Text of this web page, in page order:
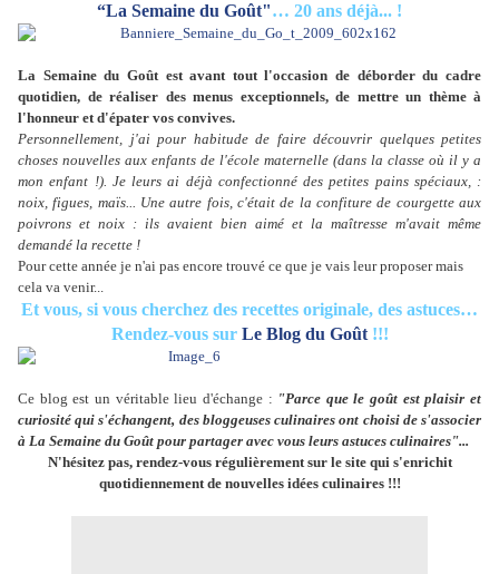
“La Semaine du Goût"… 20 ans déjà... !
La Semaine du Goût est avant tout l'occasion de déborder du cadre
quotidien, de réaliser des menus exceptionnels, de mettre un thème à
l'honneur et d'épater vos convives.
Personnellement, j'ai pour habitude de faire découvrir quelques petites
choses nouvelles aux enfants de l'école maternelle (dans la classe où il y a
mon enfant !). Je leurs ai déjà confectionné des petites pains spéciaux, :
noix, figues, maïs... Une autre fois, c'était de la confiture de courgette aux
poivrons et noix : ils avaient bien aimé et la maîtresse m'avait même
demandé la recette !
Pour cette année je n'ai pas encore trouvé ce que je vais leur proposer mais
cela va venir...
Et vous, si vous cherchez des recettes originale, des astuces…
Rendez-vous sur Le Blog du Goût!!!
Ce blog est un véritable lieu d'échange : "Parce que le goût est plaisir et
curiosité qui s'échangent, des bloggeuses culinaires ont choisi de s'associer
à La Semaine du Goût pour partager avec vous leurs astuces culinaires"...
N'hésitez pas, rendez-vous régulièrement sur le site qui s'enrichit
quotidiennement de nouvelles idées culinaires !!!